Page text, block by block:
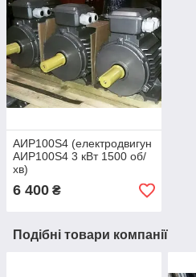
АИР100S4 (електродвигун
АИР100S4 3 кВт 1500 об/
хв)
6 400 ₴
Подібні товари компанії